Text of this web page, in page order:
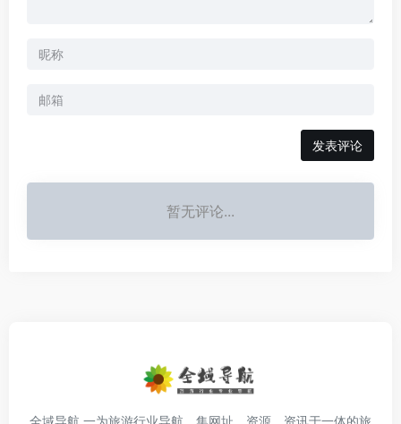
发表评论
暂无评论...
全域导航 一为旅游行业导航，集网址、资源、资讯于一体的旅